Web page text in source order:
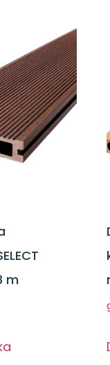
m